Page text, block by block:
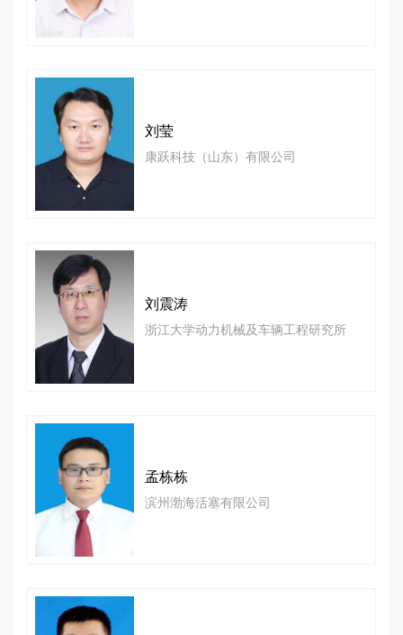
刘莹
康跃科技（山东）有限公司
刘震涛
浙江大学动力机械及车辆工程研究所
孟栋栋
滨州渤海活塞有限公司